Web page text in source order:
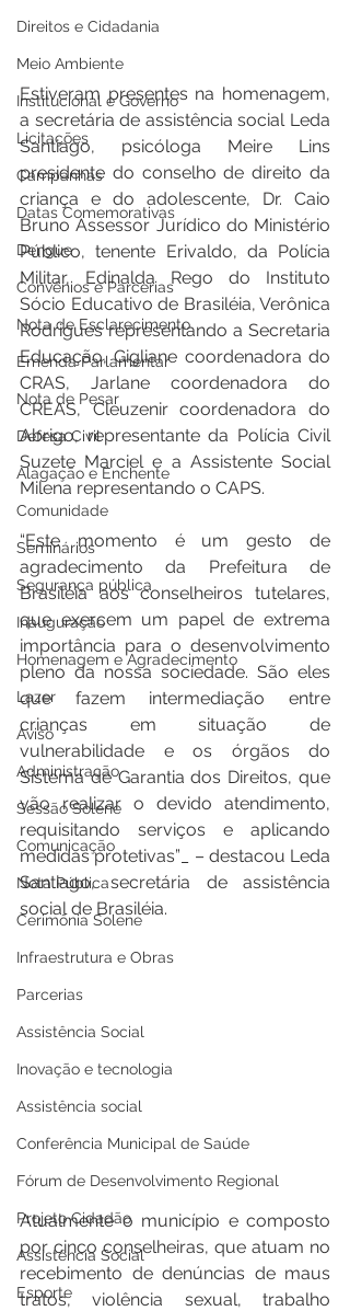
Direitos e Cidadania
Meio Ambiente
Institucional e Governo
Licitações
Campanhas
Datas Comemorativas
Dengue
Convênios e Parcerias
Nota de Esclarecimento
Emenda Parlamentar
Nota de Pesar
Defesa Civil
Alagação e Enchente
Comunidade
Seminários
Segurança pública
Inauguração
Homenagem e Agradecimento
Lazer
Aviso
Administração
Sessão Solene
Comunicação
Nota Pública
Cerimônia Solene
Infraestrutura e Obras
Parcerias
Assistência Social
Inovação e tecnologia
Assistência social
Conferência Municipal de Saúde
Fórum de Desenvolvimento Regional
Projeto Cidadão
Assistência Social
Esporte
Estiveram presentes na homenagem,
a secretária de assistência social Leda
Santiago, psicóloga Meire Lins
presidente do conselho de direito da
criança e do adolescente, Dr. Caio
Bruno Assessor Jurídico do Ministério
Público, tenente Erivaldo, da Polícia
Militar, Edinalda Rego do Instituto
Sócio Educativo de Brasiléia, Verônica
Rodrigues representando a Secretaria
Educação, Gigliane coordenadora do
CRAS, Jarlane coordenadora do
CREAS, Cleuzenir coordenadora do
Abrigo, representante da Polícia Civil
Suzete Marciel e a Assistente Social
Milena representando o CAPS.
“Este momento é um gesto de
agradecimento da Prefeitura de
Brasiléia aos conselheiros tutelares,
que exercem um papel de extrema
importância para o desenvolvimento
pleno da nossa sociedade. São eles
que fazem intermediação entre
crianças em situação de
vulnerabilidade e os órgãos do
Sistema de Garantia dos Direitos, que
vão realizar o devido atendimento,
requisitando serviços e aplicando
medidas protetivas”_ – destacou Leda
Santiago, secretária de assistência
social de Brasiléia.
Atualmente o município e composto
por cinco conselheiras, que atuam no
recebimento de denúncias de maus
tratos, violência sexual, trabalho